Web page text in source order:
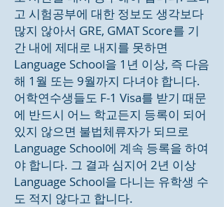
고 시험공부에 대한 정보도 생각보다
많지 않아서 GRE, GMAT Score를 기
간 내에 제대로 내지를 못하면
Language School을 1년 이상, 즉 다음
해 1월 또는 9월까지 다녀야 합니다.
어학연수생들도 F-1 Visa를 받기 때문
에 반드시 어느 학교든지 등록이 되어
있지 않으면 불법체류자가 되므로
Language School에 계속 등록을 하여
야 합니다. 그 결과 심지어 2년 이상
Language School을 다니는 유학생 수
도 적지 않다고 합니다.